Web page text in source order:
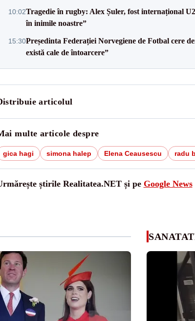
10:02Tragedie în rugby: Alex Șuler, fost internațional
în inimile noastre”
15:30Președinta Federației Norvegiene de Fotbal cere
există cale de întoarcere”
articolul
multe articole despre
gica hagi simona halep Elena Ceausescu radu
știrile Realitatea.NET și pe Google News